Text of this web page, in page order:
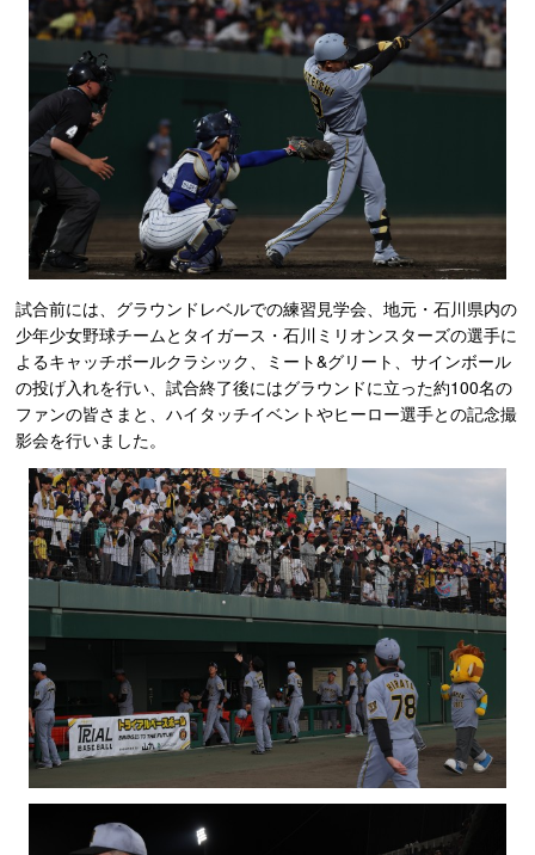
試合前には、グラウンドレベルでの練習見学会、地元・石川県内の
少年少女野球チームとタイガース・石川ミリオンスターズの選手に
よるキャッチボールクラシック、ミート&グリート、サインボール
の投げ入れを行い、試合終了後にはグラウンドに立った約100名の
ファンの皆さまと、ハイタッチイベントやヒーロー選手との記念撮
影会を行いました。